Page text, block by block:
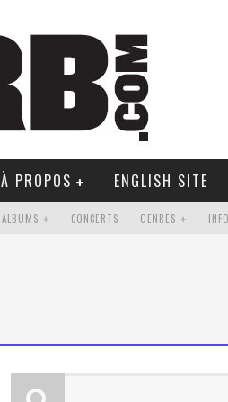
À PROPOS ENGLISH SITE
ALBUMS CONCERTS GENRES